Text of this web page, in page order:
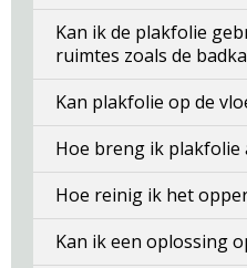
Kan ik de plakfolie
ruimtes zoals de
Kan plakfolie op de
Hoe breng ik plakfolie
Hoe reinig ik het
Kan ik een oplossing